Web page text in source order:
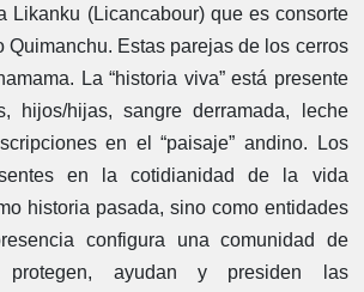
Likanku (Licancabour) que es consorte
Quimanchu. Estas parejas de los cerros
La “historia viva” está presente
hijos/hijas, sangre derramada, leche
en el “paisaje” andino. Los
en la cotidianidad de la vida
historia pasada, sino como entidades
configura una comunidad de
protegen, ayudan y presiden las